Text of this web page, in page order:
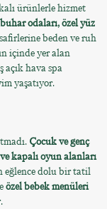
ürünlerle hizmet
odaları, özel yüz
beden ve ruh
içinde yer alan
açık hava spa
yaşatıyor.
Çocuk ve genç
kapalı oyun alanları
eğlence dolu bir tatil
özel bebek menüleri